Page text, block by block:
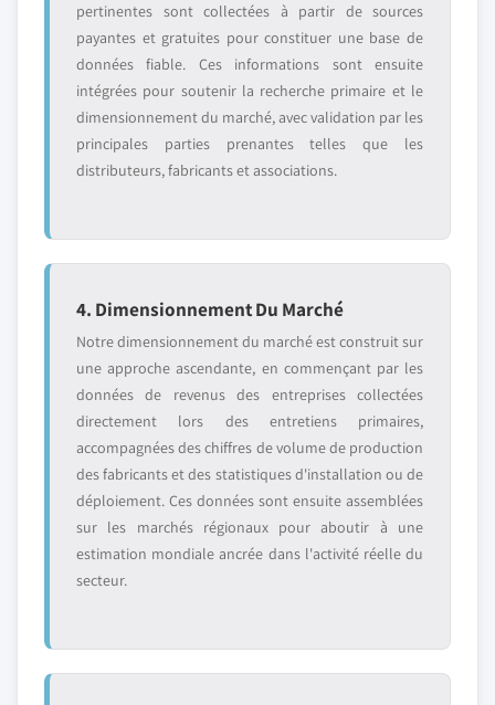
pertinentes sont collectées à partir de sources
payantes et gratuites pour constituer une base de
données fiable. Ces informations sont ensuite
intégrées pour soutenir la recherche primaire et le
dimensionnement du marché, avec validation par les
principales parties prenantes telles que les
distributeurs, fabricants et associations.
4. Dimensionnement Du Marché
Notre dimensionnement du marché est construit sur
une approche ascendante, en commençant par les
données de revenus des entreprises collectées
directement lors des entretiens primaires,
accompagnées des chiffres de volume de production
des fabricants et des statistiques d'installation ou de
déploiement. Ces données sont ensuite assemblées
sur les marchés régionaux pour aboutir à une
estimation mondiale ancrée dans l'activité réelle du
secteur.